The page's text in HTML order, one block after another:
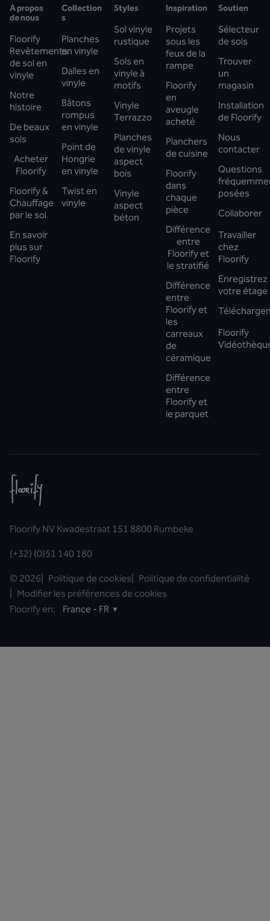
A propos
de nous
Floorify
Revêtements
de sol en
vinyle
Notre
histoire
De beaux
sols
Acheter
Floorify
Floorify &
Chauffage
par le sol
En savoir
plus sur
Floorify
Collection
s
Planches
en vinyle
Dalles en
vinyle
Bâtons
rompus
en vinyle
Point de
Hongrie
en vinyle
Twist en
vinyle
Styles
Sol vinyle
rustique
Sols en
vinyle à
motifs
Vinyle
Terrazzo
Planches
de vinyle
aspect
bois
Vinyle
aspect
béton
Inspiration
Projets
sous les
feux de la
rampe
Floorify
en
aveugle
acheté
Planchers
de cuisine
Floorify
dans
chaque
pièce
Différence
entre
Floorify et
le stratifié
Différence
entre
Floorify et
les
carreaux
de
céramique
Différence
entre
Floorify et
le parquet
Soutien
Sélecteur
de sols
Trouver
un
magasin
Installation
de Floorify
Nous
contacter
Questions
posées
Collaborer
Travailler
chez
Floorify
Enregistrez
votre étage
Floorify
Floorify NV Kwadestraat 151 8800 Rumbeke
(+32) (0)51 140 180
© 2026 Politique de cookies
Politique de confidentialité
Modifier les préférences de cookies
Floorify en:
France - FR ▼